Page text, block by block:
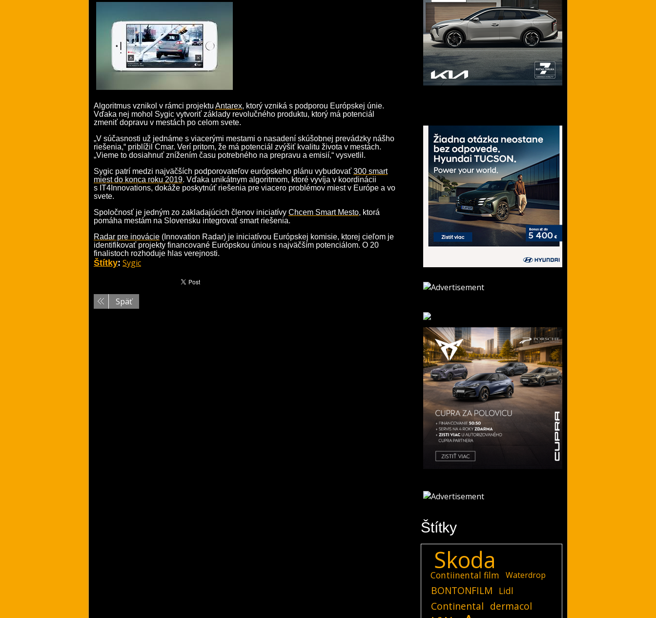
Algoritmus vznikol v rámci projektu Antarex, ktorý vzniká s podporou Európskej únie.
Vďaka nej mohol Sygic vytvoriť základy revolučného produktu, ktorý má potenciál
zmeniť dopravu v mestách po celom svete.
„V súčasnosti už jednáme s viacerými mestami o nasadení skúšobnej prevádzky nášho
riešenia,“ priblížil Cmar. Verí pritom, že má potenciál zvýšiť kvalitu života v mestách.
„Vieme to dosiahnuť znížením času potrebného na prepravu a emisií,“ vysvetlil.
Sygic patrí medzi najväčších podporovateľov európskeho plánu vybudovať 300 smart
miest do konca roku 2019. Vďaka unikátnym algoritmom, ktoré vyvíja v koordinácii
s IT4Innovations, dokáže poskytnúť riešenia pre viacero problémov miest v Európe a vo
svete.
Spoločnosť je jedným zo zakladajúcich členov iniciatívy Chcem Smart Mesto, ktorá
pomáha mestám na Slovensku integrovať smart riešenia.
Radar pre inovácie (Innovation Radar) je iniciatívou Európskej komisie, ktorej cieľom je
identifikovať projekty financované Európskou úniou s najväčším potenciálom. O 20
finalistoch rozhoduje hlas verejnosti.
Štítky: Sygic
Späť
Štítky
Skoda
Contiinental film Waterdrop
BONTONFILM Lidl
Continental dermacol